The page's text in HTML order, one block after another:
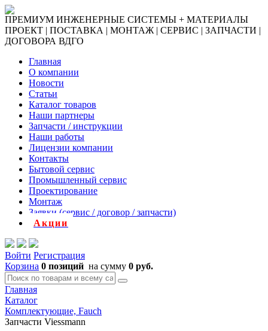
ПРЕМИУМ ИНЖЕНЕРНЫЕ СИСТЕМЫ + МАТЕРИАЛЫ
ПРОЕКТ | ПОСТАВКА | МОНТАЖ | СЕРВИС | ЗАПЧАСТИ |
ДОГОВОРА ВДГО
Главная
О компании
Новости
Статьи
Каталог товаров
Наши партнеры
Запчасти / инструкции
Наши работы
Лицензии компании
Контакты
Бытовой сервис
Промышленный сервис
Проектирование
Монтаж
Заявки (сервис / договор / запчасти)
Акции
Войти Регистрация
Корзина 0 позиций на сумму 0 руб.
Главная
Каталог
Комплектующие, Fauch
Запчасти Viessmann